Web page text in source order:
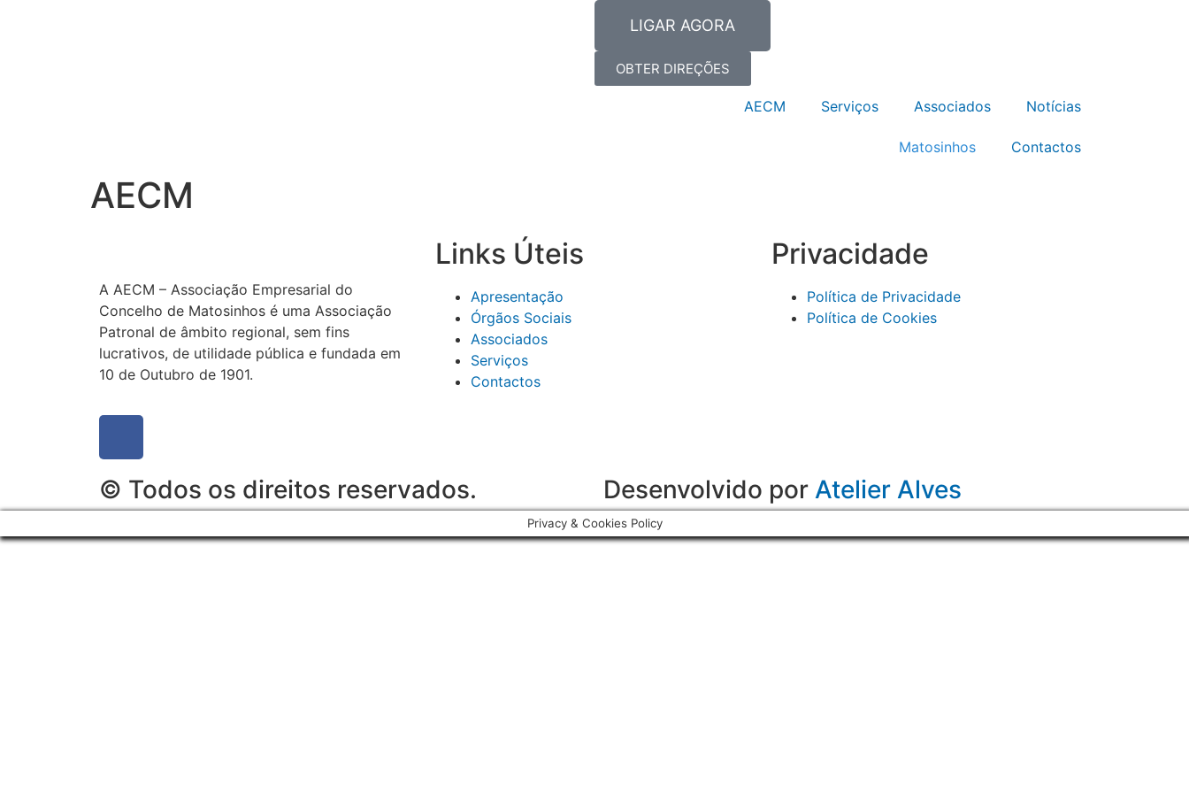
LIGAR AGORA
OBTER DIREÇÕES
AECM Serviços Associados Notícias
Matosinhos Contactos
AECM
A AECM – Associação Empresarial do
Concelho de Matosinhos é uma Associação
Patronal de âmbito regional, sem fins
lucrativos, de utilidade pública e fundada em
10 de Outubro de 1901.
Links Úteis
Apresentação
Órgãos Sociais
Associados
Serviços
Contactos
Privacidade
Política de Privacidade
Política de Cookies
© Todos os direitos reservados. Desenvolvido por Atelier Alves
Privacy & Cookies Policy